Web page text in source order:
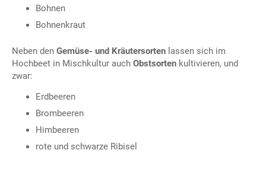
Bohnen
Bohnenkraut
Neben den Gemüse- und Kräutersorten lassen sich im
Hochbeet in Mischkultur auch Obstsorten kultivieren, und
zwar:
Erdbeeren
Brombeeren
Himbeeren
rote und schwarze Ribisel